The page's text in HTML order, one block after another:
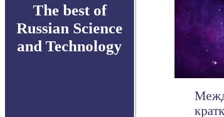
The best of
Russian Science
and Technology